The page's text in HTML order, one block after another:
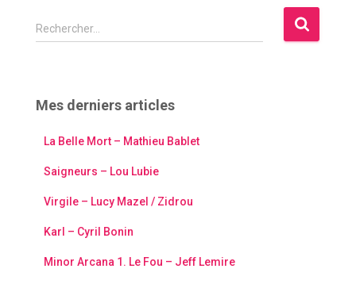
R
e
r
Rechercher…
Mes derniers articles
La Belle Mort – Mathieu Bablet
Saigneurs – Lou Lubie
Virgile – Lucy Mazel / Zidrou
Karl – Cyril Bonin
Minor Arcana 1. Le Fou – Jeff Lemire